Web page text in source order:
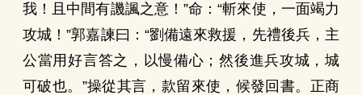
我！且中間有譏諷之意！”命：“斬來使，一面竭力
攻城！”郭嘉諫曰：“劉備遠來救援，先禮後兵，主
公當用好言答之，以慢備心；然後進兵攻城，城
可破也。”操從其言，款留來使，候發回書。正商